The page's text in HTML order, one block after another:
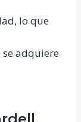
lo que
se adquiere